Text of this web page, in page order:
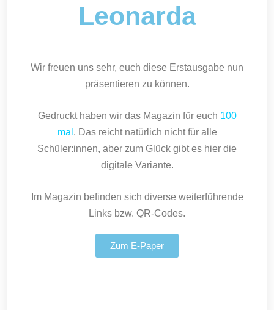
Leonarda
Wir freuen uns sehr, euch diese Erstausgabe nun
präsentieren zu können.
Gedruckt haben wir das Magazin für euch 100
mal . Das reicht natürlich nicht für alle
Schüler:innen, aber zum Glück gibt es hier die
digitale Variante.
Im Magazin befinden sich diverse weiterführende
Links bzw. QR-Codes.
Zum E-Paper